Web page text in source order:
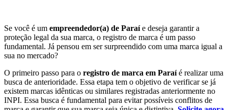
Se você é um empreendedor(a) de Paraíe deseja garantir a
proteção legal da sua marca, o registro de marca é um passo
fundamental. Já pensou em ser surpreendido com uma marca igual a
sua no mercado?
O primeiro passo para o registro de marca em Paraíé realizar uma
busca de anterioridade. Essa etapa tem o objetivo de verificar se já
existem marcas idênticas ou similares registradas anteriormente no
INPI. Essa busca é fundamental para evitar possíveis conflitos de